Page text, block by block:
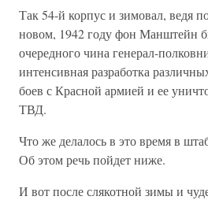
Так 54-й корпус и зимовал, ведя
новом, 1942 году фон Манштейн
очередного чина генерал-
интенсивная разработка
боев с Красной армией и ее
ТВД.
Что же делалось в это время в
Об этом речь пойдет ниже.
И вот после слякотной зимы и